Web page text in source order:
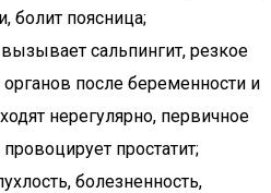
болит поясница;
сальпингит, резкое
после беременности и
нерегулярно, первичное
простатит;
болезненность,